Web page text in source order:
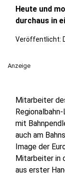
Heute und
durchaus in
Veröffentlicht:
Anzeige
Mitarbeiter
mit
auch am
Image der
Mitarbeiter in
aus erster